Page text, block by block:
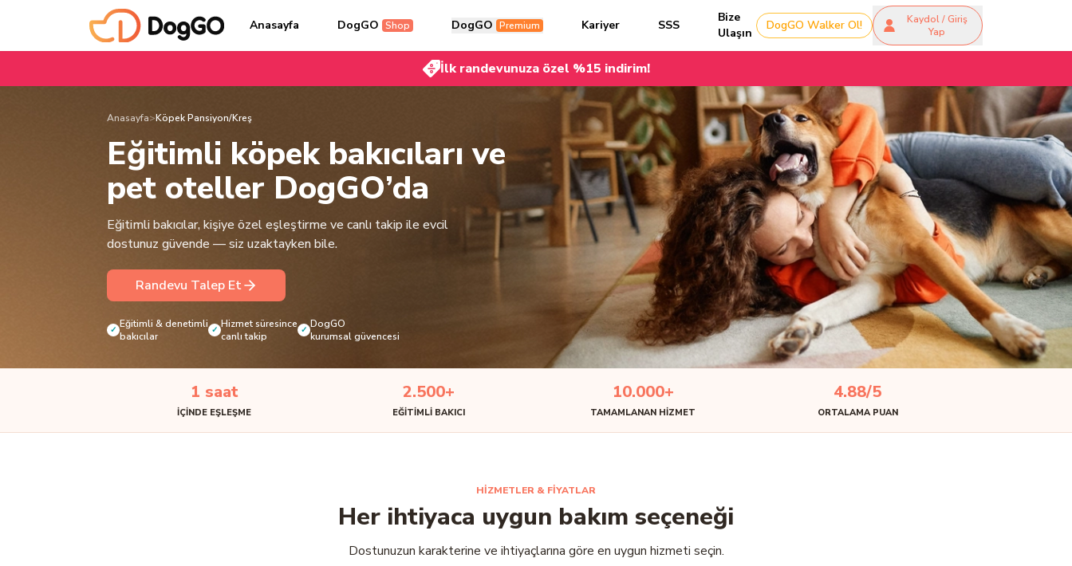
Anasayfa DogGO Shop DogGO Premium Kariyer SSS
Bize
Ulaşın
DogGO Walker Ol!
Kaydol / Giriş
Yap
İlk randevunuza özel %15 indirim!
Anasayfa>Köpek Pansiyon/Kreş
Eğitimli köpek bakıcıları ve
pet oteller DogGO’da
Eğitimli bakıcılar, kişiye özel eşleştirme ve canlı takip ile evcil
dostunuz güvende — siz uzaktayken bile.
Randevu Talep Et
✓ Eğitimli & denetimli
bakıcılar
✓ Hizmet süresince
canlı takip
✓ DogGO
kurumsal güvencesi
1 saat
IÇINDE EŞLEŞME
2.500+
EĞITIMLI BAKICI
10.000+
TAMAMLANAN HIZMET
4.88/5
ORTALAMA PUAN
HİZMETLER & FİYATLAR
Her ihtiyaca uygun bakım seçeneği
Dostunuzun karakterine ve ihtiyaçlarına göre en uygun hizmeti seçin.